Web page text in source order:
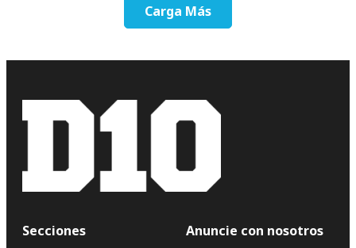
Carga Más
Secciones
Anuncie con nosotros